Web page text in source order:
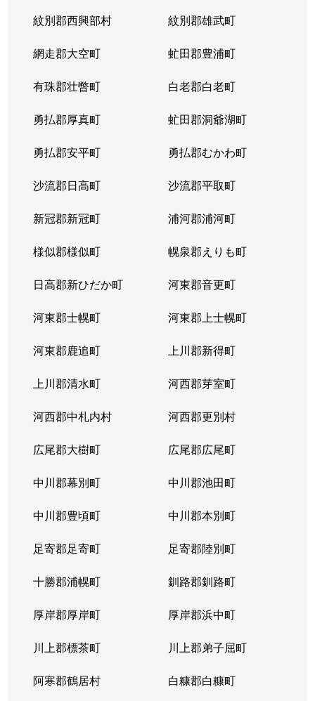
紋別郡西興部村 紋別郡雄武町
網走郡大空町 虻田郡豊浦町
有珠郡壮瞥町 白老郡白老町
勇払郡厚真町 虻田郡洞爺湖町
勇払郡安平町 勇払郡むかわ町
沙流郡日高町 沙流郡平取町
新冠郡新冠町 浦河郡浦河町
様似郡様似町 幌泉郡えりも町
日高郡新ひだか町 河東郡音更町
河東郡士幌町 河東郡上士幌町
河東郡鹿追町 上川郡新得町
上川郡清水町 河西郡芽室町
河西郡中札内村 河西郡更別村
広尾郡大樹町 広尾郡広尾町
中川郡幕別町 中川郡池田町
中川郡豊頃町 中川郡本別町
足寄郡足寄町 足寄郡陸別町
十勝郡浦幌町 釧路郡釧路町
厚岸郡厚岸町 厚岸郡浜中町
川上郡標茶町 川上郡弟子屈町
阿寒郡鶴居村 白糠郡白糠町